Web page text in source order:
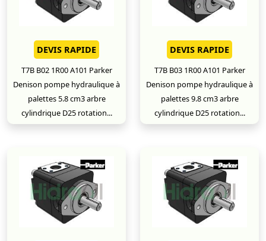
DEVIS RAPIDE
T7B B02 1R00 A101 Parker
Denison pompe hydraulique à
palettes 5.8 cm3 arbre
cylindrique D25 rotation...
DEVIS RAPIDE
T7B B03 1R00 A101 Parker
Denison pompe hydraulique à
palettes 9.8 cm3 arbre
cylindrique D25 rotation...